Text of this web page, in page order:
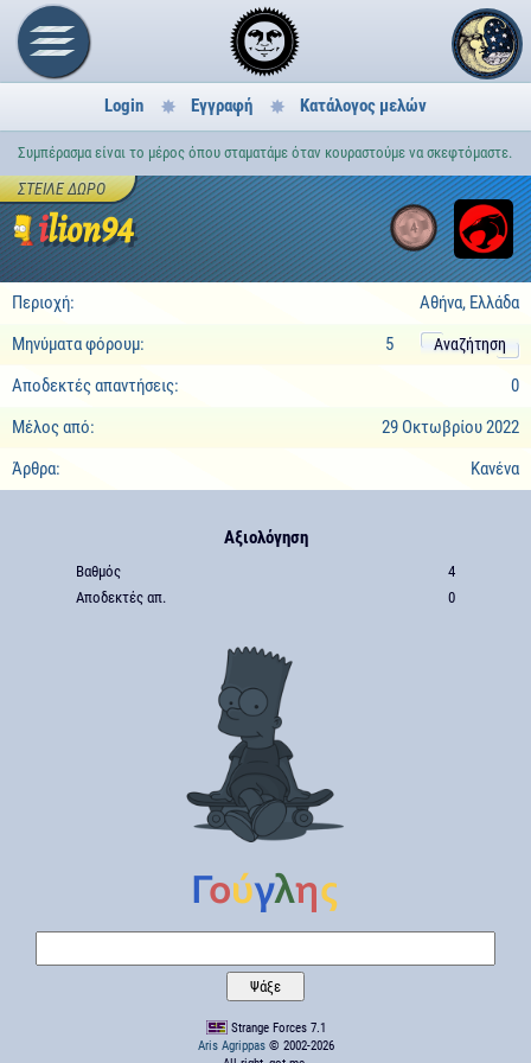
Login Εγγραφή Κατάλογος μελών
Συμπέρασμα είναι το μέρος όπου σταματάμε όταν κουραστούμε να σκεφτόμαστε.
ilion94 4
ΣΤΕΊΛΕ ΔΏΡΟ
Περιοχή:
Αθήνα, Ελλάδα
Μηνύματα φόρουμ:
5 Αναζήτηση
Αποδεκτές απαντήσεις:
0
Μέλος από:
29 Οκτωβρίου 2022
Άρθρα:
Κανένα
Αξιολόγηση
Βαθμός
4
Αποδεκτές απ.
0
Strange Forces 7.1
Aris Agrippas© 2002-2026